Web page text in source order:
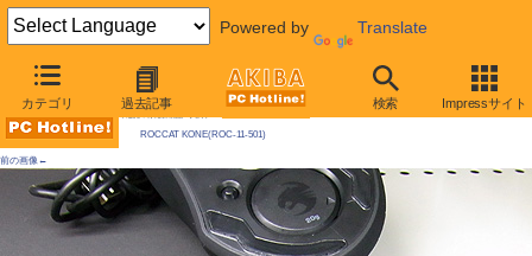
Powered by Translate
カテゴリ 過去記事 検索 Impressサイト
AKIBA PC Hotline! 2010年2月13日号
ROCCAT KONE(ROC-11-501)
前の画像←